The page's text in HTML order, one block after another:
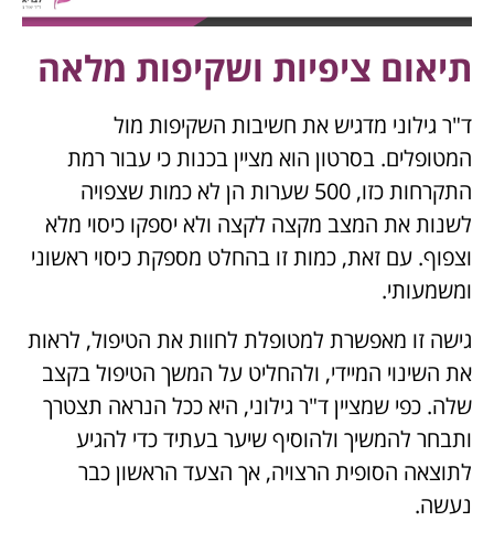
תיאום ציפיות ושקיפות מלאה
ד"ר גילוני מדגיש את חשיבות השקיפות מול
המטופלים. בסרטון הוא מציין בכנות כי עבור רמת
התקרחות כזו, 500 שערות הן לא כמות שצפויה
לשנות את המצב מקצה לקצה ולא יספקו כיסוי מלא
וצפוף. עם זאת, כמות זו בהחלט מספקת כיסוי ראשוני
ומשמעותי.
גישה זו מאפשרת למטופלת לחוות את הטיפול, לראות
את השינוי המיידי, ולהחליט על המשך הטיפול בקצב
שלה. כפי שמציין ד"ר גילוני, היא ככל הנראה תצטרך
ותבחר להמשיך ולהוסיף שיער בעתיד כדי להגיע
לתוצאה הסופית הרצויה, אך הצעד הראשון כבר
נעשה.